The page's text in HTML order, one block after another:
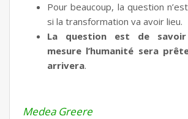
Pour beaucoup, la question
si la transformation va avoir lieu.
La question est de
mesure l’humanité sera
arrivera.
Medea Greere